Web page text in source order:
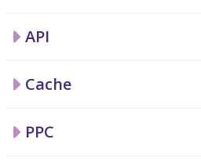
API
Cache
PPC